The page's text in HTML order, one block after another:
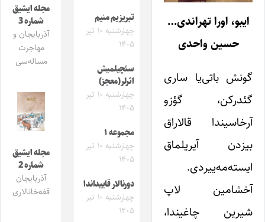
ایبو، اورا تهراندی…
حسین واحدی
گونش باتی‌یا ساری
گئدرکن، گؤزو
آرخاسیندا قالاراق
بیزدن آیریلماق
ایسته‌مه‌ییردی.
آخشامین لاپ
شیرین چاغیندا،
تبریزیم منیم
چهارشنبه ۱۰ تیر
۱۴۰۵
سئچیلمیش
اثرلر(معجز)
چهارشنبه ۱۰ تیر
۱۴۰۵
مجموعه ۱
چهارشنبه ۱۰ تیر
۱۴۰۵
دورنالار قاییداندا
چهارشنبه ۱۰ تیر
۱۴۰۵
مجله ایشیق
شماره 3
آذربایجان و
مهاجرت
مساله‌سی
مجله ایشیق
شماره 2
آذربایجان
قفه‌خانالاری